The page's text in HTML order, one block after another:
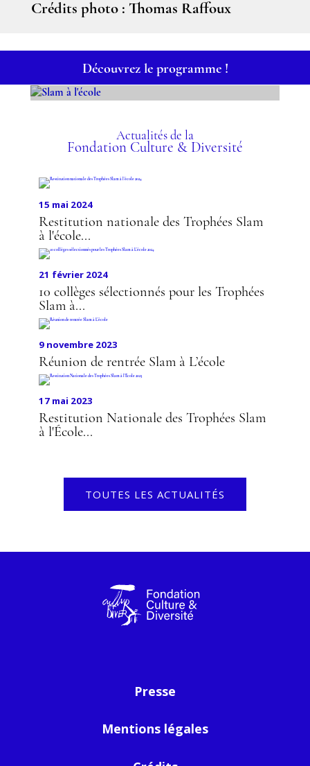
Crédits photo : Thomas Raffoux
Découvrez le programme !
SLAM À L'ÉCOLE
Actualités de la
Fondation Culture & Diversité
15 mai 2024
Restitution nationale des Trophées Slam
à l'école...
21 février 2024
10 collèges sélectionnés pour les Trophées
Slam à...
9 novembre 2023
Réunion de rentrée Slam à L’école
17 mai 2023
Restitution Nationale des Trophées Slam
à l'École...
TOUTES LES ACTUALITÉS
Presse
Mentions légales